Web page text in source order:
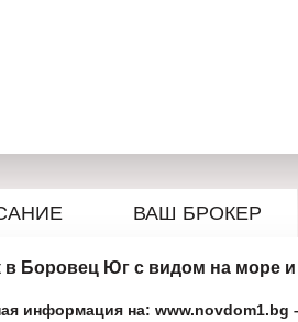
ВАШ БРОКЕР
в Боровец Юг с видом на море и
информация на: